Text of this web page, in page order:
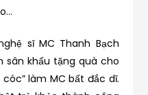
sĩ MC Thanh Bạch
sân khấu tặng quà cho
cóc” làm MC bất đắc dĩ.